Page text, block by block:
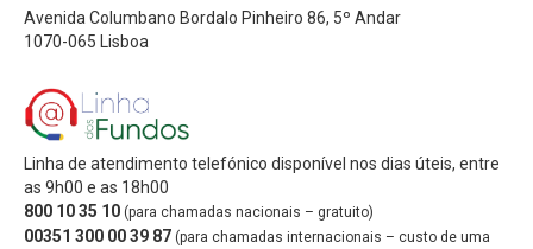
Avenida Columbano Bordalo Pinheiro 86, 5º Andar
1070-065 Lisboa
Linha de atendimento telefónico disponível nos dias úteis, entre
as 9h00 e as 18h00
800 10 35 10 (para chamadas nacionais – gratuito)
00351 300 00 39 87 (para chamadas internacionais – custo de uma